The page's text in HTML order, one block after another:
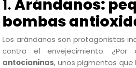
1.Arándanos:
bombas
Los arándanos son protagonistas
contra el envejecimiento.
antocianinas, unos pigmentos que